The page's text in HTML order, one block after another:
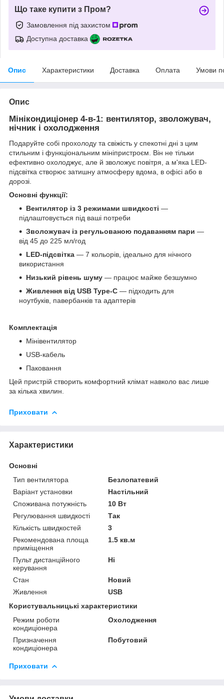
Що таке купити з Пром?
Замовлення під захистом
Доступна доставка
Опис Характеристики Доставка Оплата Умови
Опис
Мінікондиціонер 4-в-1: вентилятор, зволожувач,
нічник і охолодження
Подаруйте собі прохолоду та свіжість у спекотні дні з цим
стильним і функціональним мініпристроєм. Він не тільки
ефективно охолоджує, але й зволожує повітря, а м'яка LED-
підсвітка створює затишну атмосферу вдома, в офісі або в
дорозі.
Основні функції:
Вентилятор із 3 режимами швидкості —
підлаштовується під ваші потреби
Зволожувач із регульованою подаванням пари —
від 45 до 225 мл/год
LED-підсвітка — 7 кольорів, ідеально для нічного
використання
Низький рівень шуму — працює майже безшумно
Живлення від USB Type-C — підходить для
ноутбуків, павербанків та адаптерів
Комплектація
Мінівентилятор
USB-кабель
Паковання
Цей пристрій створить комфортний клімат навколо вас лише
за кілька хвилин.
Приховати
Характеристики
Основні
Тип вентилятора
Безлопатевий
Варіант установки
Настільний
Споживана потужність
10 Вт
Регулювання швидкості
Так
Кількість швидкостей
3
Рекомендована площа
приміщення
1.5 кв.м
Пульт дистанційного
керування
Ні
Стан
Новий
Живлення
USB
Користувальницькі характеристики
Режим роботи
кондиціонера
Охолодження
Призначення
кондиціонера
Побутовий
Приховати